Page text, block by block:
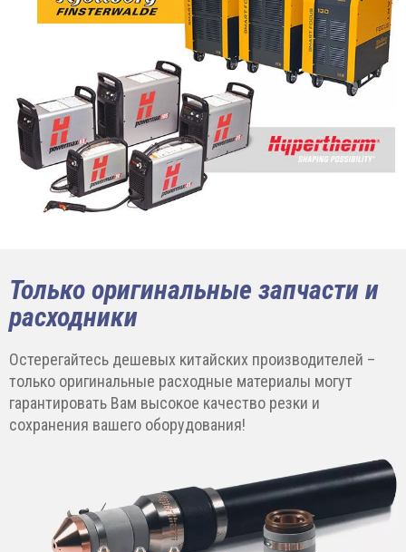
Только оригинальные запчасти и
расходники
Остерегайтесь дешевых китайских производителей –
только оригинальные расходные материалы могут
гарантировать Вам высокое качество резки и
сохранения вашего оборудования!